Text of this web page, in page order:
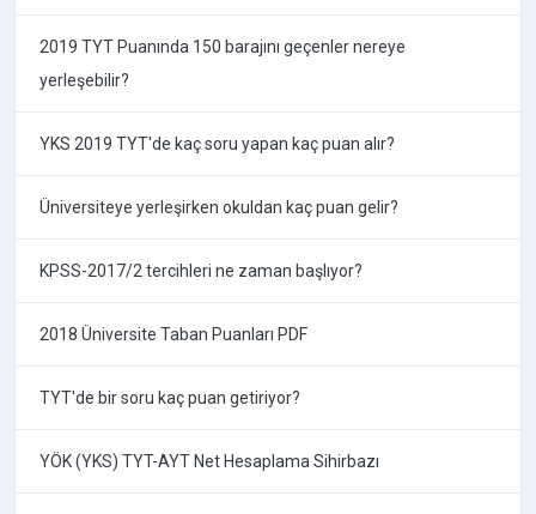
2019 TYT Puanında 150 barajını geçenler nereye
yerleşebilir?
YKS 2019 TYT'de kaç soru yapan kaç puan alır?
Üniversiteye yerleşirken okuldan kaç puan gelir?
KPSS-2017/2 tercihleri ne zaman başlıyor?
2018 Üniversite Taban Puanları PDF
TYT'de bir soru kaç puan getiriyor?
YÖK (YKS) TYT-AYT Net Hesaplama Sihirbazı